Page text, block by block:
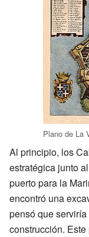
Plano de La
Al principio, los
estratégica junto
puerto para la
encontró una
pensó que
construcción.